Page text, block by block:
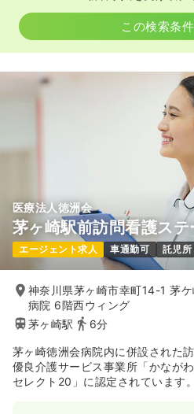
オペ室(手術室)正看護師
日勤のみ（常勤）
給与 賞与3ヶ月
（休憩60分）
オンコ
月給30万円
透析正看護師
日勤のみ（常勤）
給与 30.0万円〜 /月
※経験3年の例
時間 8:00～16:30
日曜休み
4週8休以上
担当業
月給30万円以上可
この検索条
医療法人徳洲会
茅ヶ崎駅前訪問看護ス
エージェント求人 車通勤可 託児所
神奈川県茅ヶ崎市幸町14-1 茅
病院 6階西ウィング
茅ヶ崎駅
6分
茅ヶ崎徳洲会病院内に併設された
優良介護サービス事業所「かなが
セレクト20」に認定されています。